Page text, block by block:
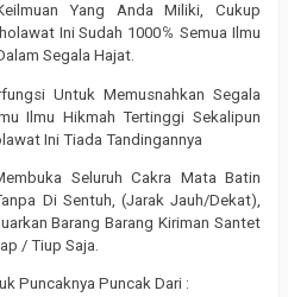
Yang Anda Miliki, Cukup
Ini Sudah 1000℅ Semua Ilmu
Segala Hajat.
Untuk Memusnahkan Segala
Ilmu Hikmah Tertinggi Sekalipun
Ini Tiada Tandingannya
Seluruh Cakra Mata Batin
Di Sentuh, (Jarak Jauh/Dekat),
Barang Barang Kiriman Santet
/ Tiup Saja.
Puncaknya Puncak Dari :